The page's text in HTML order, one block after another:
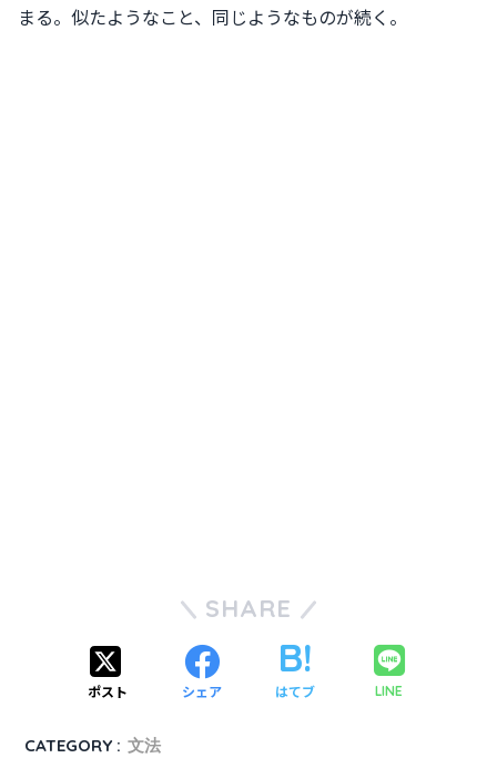
まる。似たようなこと、同じようなものが続く。
SHARE
ポスト シェア はてブ LINE
CATEGORY : 文法